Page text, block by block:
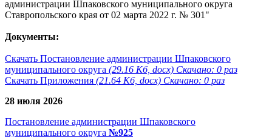
администрации Шпаковского муниципального округа
Ставропольского края от 02 марта 2022 г. № 301"
Документы:
Скачать Постановление администрации Шпаковского
муниципального округа (29.16 Кб, docx) Скачано: 0 раз
Скачать Приложения (21.64 Кб, docx) Скачано: 0 раз
28 июля 2026
Постановление администрации Шпаковского
муниципального округа №925